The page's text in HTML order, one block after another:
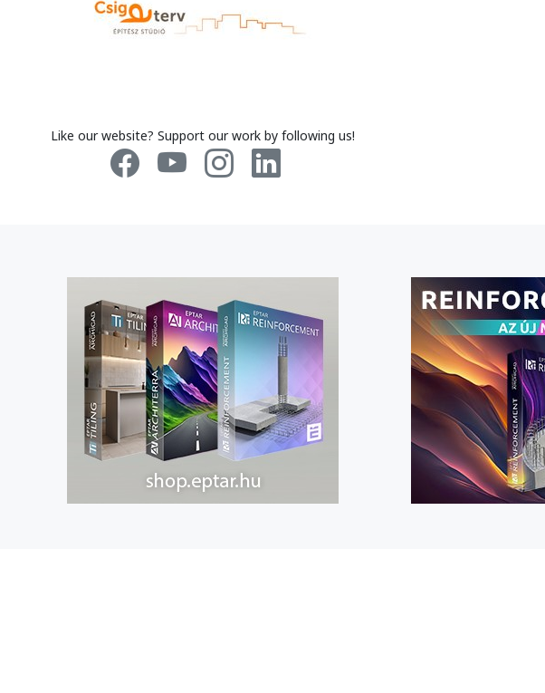
Like our website? Support our work by following us!